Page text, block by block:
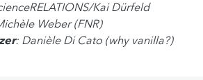
Kai Dürfeld
Weber (FNR)
: Danièle Di Cato (why vanilla?)